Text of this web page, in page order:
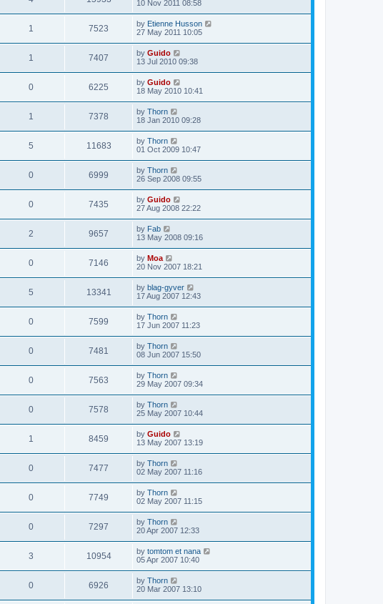
10 Nov 2011 08:58
1 7523 by Etienne Husson
27 May 2011 10:05
1 7407 by Guido
13 Jul 2010 09:38
0 6225 by Guido
18 May 2010 10:41
1 7378 by Thorn
18 Jan 2010 09:28
5 11683 by Thorn
01 Oct 2009 10:47
0 6999 by Thorn
26 Sep 2008 09:55
0 7435 by Guido
27 Aug 2008 22:22
2 9657 by Fab
13 May 2008 09:16
0 7146 by Moa
20 Nov 2007 18:21
5 13341 by blag-gyver
17 Aug 2007 12:43
0 7599 by Thorn
17 Jun 2007 11:23
0 7481 by Thorn
08 Jun 2007 15:50
0 7563 by Thorn
29 May 2007 09:34
0 7578 by Thorn
25 May 2007 10:44
1 8459 by Guido
13 May 2007 13:19
0 7477 by Thorn
02 May 2007 11:16
0 7749 by Thorn
02 May 2007 11:15
0 7297 by Thorn
20 Apr 2007 12:33
3 10954 by tomtom et nana
05 Apr 2007 10:40
0 6926 by Thorn
20 Mar 2007 13:10